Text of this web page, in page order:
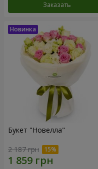
Заказать
Букет "Новелла"
2 187 грн